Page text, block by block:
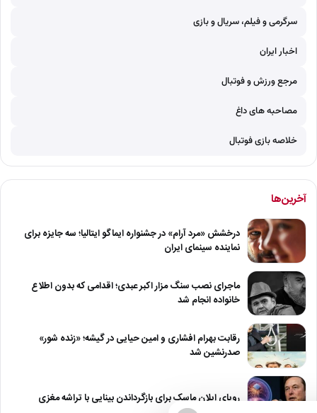
سرگرمی و فیلم، سریال و بازی
اخبار ایران
مرجع ورزش و فوتبال
مصاحبه های داغ
خلاصه بازی فوتبال
آخرین‌ها
درخشش «مرد آرام» در جشنواره ایماگو ایتالیا؛ سه جایزه برای
نماینده سینمای ایران
ماجرای نصب سنگ مزار اکبر عبدی؛ اقدامی که بدون اطلاع
خانواده انجام شد
رقابت بهرام افشاری و امین حیایی در گیشه؛ «زنده شور»
صدرنشین شد
رویای ایلان ماسک برای بازگرداندن بینایی با تراشه مغزی